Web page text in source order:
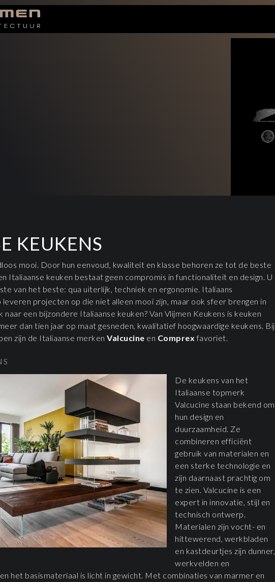
KEUKENS
mooi. Door hun eenvoud, kwaliteit en klasse behoren ze tot de beste
Italiaanse keuken bestaat geen compromis in functionaliteit en design. U
van het beste: qua uiterlijk, techniek en ergonomie. Italiaans
projecten op die niet alleen mooi zijn, maar ook sfeer brengen in
naar een bijzondere Italiaanse keuken? Van Vlijmen Keukens is keuken
dan tien jaar op maat gesneden, kwalitatief hoogwaardige keukens. Bij
zijn de Italiaanse merken Valcucine en Comprex favoriet.
De keukens van het
Italiaanse topmerk
Valcucine staan bekend om
hun design en
duurzaamheid. Ze
combineren efficiënt
gebruik van materialen en
een sterke technologie en
zijn daarnaast prachtig om
te zien. Valcucine is een
expert in innovatie, stijl en
technisch ontwerp.
Materialen zijn vocht- en
hittewerend, werkbladen
en kastdeurtjes zijn dunner,
werkvelden en
het basismateriaal is licht in gewicht. Met combinaties van marmer en